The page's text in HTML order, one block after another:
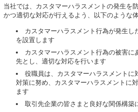
当社では、カスタマーハラスメントの発生を
かつ適切な対応が行えるよう、以下のような
カスタマーハラスメント行為が発生し
を設置します
カスタマーハラスメント行為の被害に
先とし、適切な対応を行います
役職員は、カスタマーハラスメントに
対策に努め、カスタマーハラスメントに
ます
取引先企業の皆さまと良好な関係構築